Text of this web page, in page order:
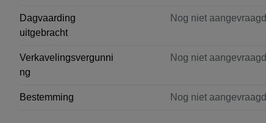
Dagvaarding
uitgebracht
Nog niet aangevraagd
Verkavelingsvergunni
ng
Nog niet aangevraagd
Bestemming Nog niet aangevraagd